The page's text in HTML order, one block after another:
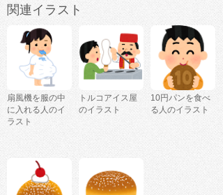
関連イラスト
扇風機を服の中
に入れる人のイ
ラスト
トルコアイス屋
のイラスト
10円パンを食べ
る人のイラスト